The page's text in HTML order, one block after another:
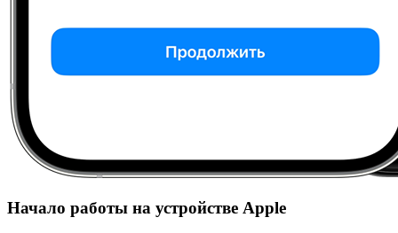
Начало работы на устройстве Apple